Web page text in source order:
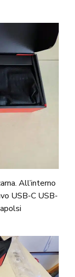
All’interno
USB-C USB-